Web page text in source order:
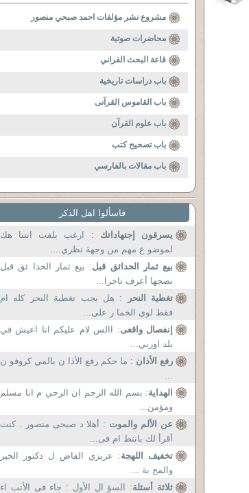
مشروع نشر مؤلفات احمد صبحي منصور
محاضرات صوتية
قاعة البحث القراني
باب دراسات تاريخية
باب القاموس القرآنى
باب علوم القرآن
باب تصحيح كتب
باب مقالات بالفارسي
فاسألوا اهل الذكر
يسرقون إجتهاداتك : ارغب بلفت انتبا هك
لموضو ع مهم من وجهة نظري....
بيع ثمار الحدائق قبل: بيع ثمار الحدا ئق قبل
نضجها أعرف تاجرا...
تغطية النحر : هل يجب تغطية النحر كله ام
فقط لوي الخما ر على...
إنفصال واقعى: االس لام عليكم انا اعيش في
بلد اوربي...
رفع الأذان : ما حكم رفع الأذا ن بالمي كروفو ن
...
الهداية: بسم الله الرحم ان الرحي م انا مسلم
ومؤمن...
عن الألم والموت : أهلا د صبحى منصور . كنت
أقرأ لك بانتظ ام فى...
تخفيف اللهجة: عزيزي الفاض ل دكتور الخير
والمح بة ...
ثلاثة أسئلة: السؤ ال الأول : جاء فى الأنب اء